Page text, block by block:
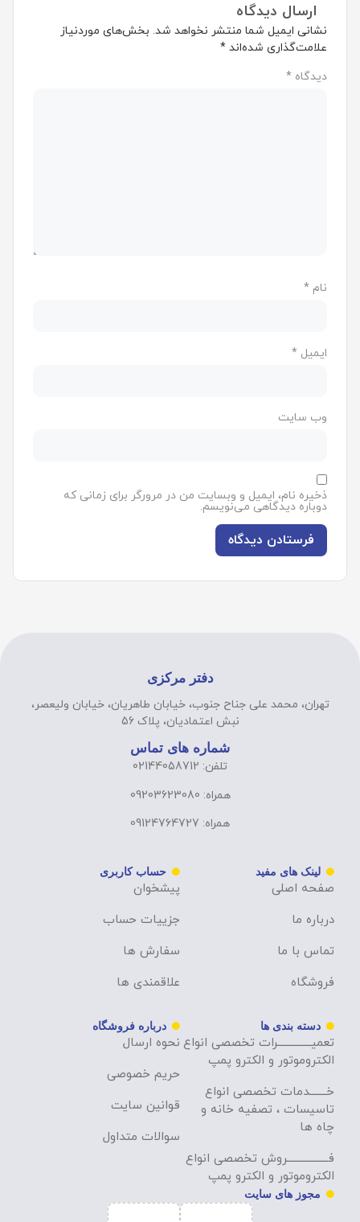
ارسال دیدگاه
نشانی ایمیل شما منتشر نخواهد شد. بخش‌های موردنیاز
علامت‌گذاری شده‌اند *
دیدگاه *
نام *
ایمیل *
وب‌ سایت
ذخیره نام، ایمیل و وبسایت من در مرورگر برای زمانی که
دوباره دیدگاهی می‌نویسم.
دفتر مرکزی
تهران، محمد علی جناح جنوب، خیابان طاهریان، خیابان ولیعصر،
نبش اعتمادیان، پلاک 56
شماره های تماس
تلفن: 02144058712
همراه: 09203623080
همراه: 09124764727
لینک های مفید
صفحه اصلی
درباره ما
تماس با ما
فروشگاه
حساب کاربری
پیشخوان
جزییات حساب
سفارش ها
علاقمندی ها
دسته بندی ها
تعمیــــــــــــــرات تخصصی انواع
الکتروموتور و الکترو پمپ
خـــــــدمات تخصصی انواع
تاسیسات ، تصفیه خانه و
چاه ها
فـــــــــــــــــروش تخصصی انواع
الکتروموتور و الکترو پمپ
درباره فروشگاه
نحوه ارسال
حریم خصوصی
قوانین سایت
سوالات متداول
مجوز های سایت